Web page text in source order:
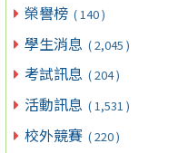
榮譽榜 ( 140 )
學生消息 ( 2,045 )
考試訊息 ( 204 )
活動訊息 ( 1,531 )
校外競賽 ( 220 )